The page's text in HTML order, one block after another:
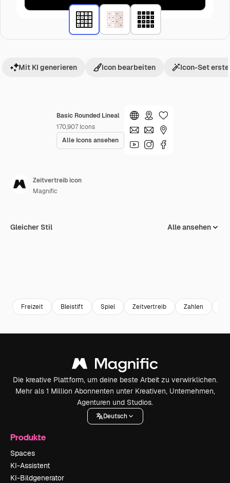
Basic Rounded Lineal
170,907 Icons
Alle Icons ansehen
Mit KI generieren Icon bearbeiten Icon-Set
Zeitvertreib icon
Magnific
Gleicher Stil Alle ansehen
Freizeit Bleistift Spiel Zeitvertreib Zahlen
Die kreative Plattform, um deine beste Arbeit zu verwirklichen.
Mehr als 1 Million Abonnenten unter Kreativen, Unternehmen,
Agenturen und Studios.
Deutsch
Produkte
Spaces
KI-Assistent
KI-Bildgenerator